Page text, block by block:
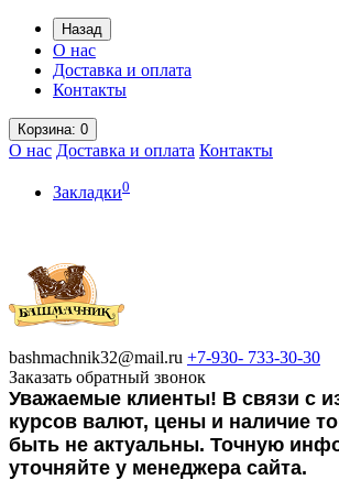
Назад
О нас
Доставка и оплата
Контакты
Корзина: 0
О нас Доставка и оплата Контакты
Закладки0
bashmachnik32@mail.ru +7-930- 733-30-30
Заказать обратный звонок
Уважаемые клиенты! В связи с
курсов валют, цены и наличие
быть не актуальны. Точную
уточняйте у менеджера сайта.